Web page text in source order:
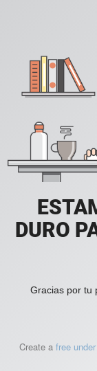
DURO
Gracias por tu
Create a free